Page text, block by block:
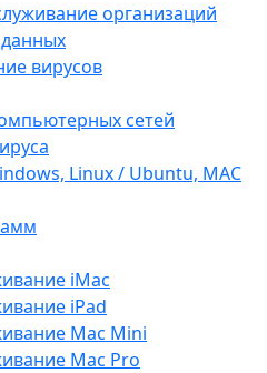
организаций
вирусов
сетей
Linux / Ubuntu, МАС
iMac
iPad
Mac Mini
Mac Pro